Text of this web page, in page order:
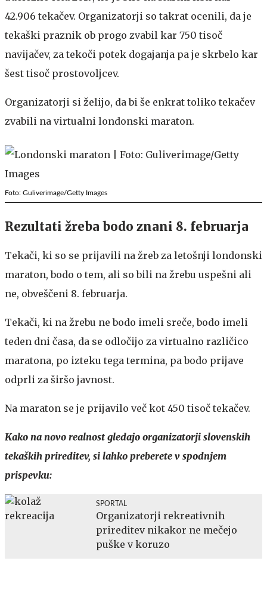
42.906 tekačev. Organizatorji so takrat ocenili, da je
tekaški praznik ob progo zvabil kar 750 tisoč
navijačev, za tekoči potek dogajanja pa je skrbelo kar
šest tisoč prostovoljcev.
Organizatorji si želijo, da bi še enkrat toliko tekačev
zvabili na virtualni londonski maraton.
Foto: Guliverimage/Getty Images
Rezultati žreba bodo znani 8. februarja
Tekači, ki so se prijavili na žreb za letošnji londonski
maraton, bodo o tem, ali so bili na žrebu uspešni ali
ne, obveščeni 8. februarja.
Tekači, ki na žrebu ne bodo imeli sreče, bodo imeli
teden dni časa, da se odločijo za virtualno različico
maratona, po izteku tega termina, pa bodo prijave
odprli za širšo javnost.
Na maraton se je prijavilo več kot 450 tisoč tekačev.
Kako na novo realnost gledajo organizatorji slovenskih
tekaških prireditev, si lahko preberete v spodnjem
prispevku:
SPORTAL
Organizatorji rekreativnih
prireditev nikakor ne mečejo
puške v koruzo